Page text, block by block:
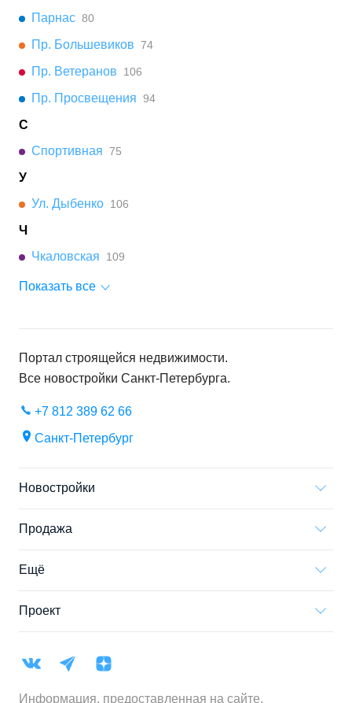
Парнас 80
Пр. Большевиков 74
Пр. Ветеранов 106
Пр. Просвещения 94
С
Спортивная 75
У
Ул. Дыбенко 106
Ч
Чкаловская
109
Показать все
Портал строящейся недвижимости.
Все новостройки Санкт-Петербурга.
+7 812 389 62 66
Санкт-Петербург
Новостройки
Продажа
Ещё
Проект
Информация, предоставленная на сайте,